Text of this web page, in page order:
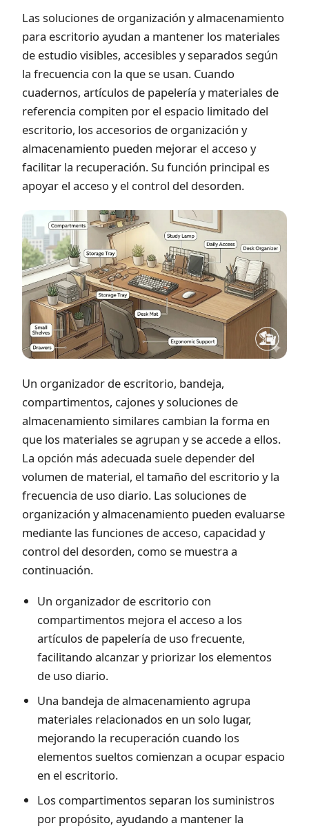
Las soluciones de organización y almacenamiento
para escritorio ayudan a mantener los materiales
de estudio visibles, accesibles y separados según
la frecuencia con la que se usan. Cuando
cuadernos, artículos de papelería y materiales de
referencia compiten por el espacio limitado del
escritorio, los accesorios de organización y
almacenamiento pueden mejorar el acceso y
facilitar la recuperación. Su función principal es
apoyar el acceso y el control del desorden.
Un organizador de escritorio, bandeja,
compartimentos, cajones y soluciones de
almacenamiento similares cambian la forma en
que los materiales se agrupan y se accede a ellos.
La opción más adecuada suele depender del
volumen de material, el tamaño del escritorio y la
frecuencia de uso diario. Las soluciones de
organización y almacenamiento pueden evaluarse
mediante las funciones de acceso, capacidad y
control del desorden, como se muestra a
continuación.
Un organizador de escritorio con
compartimentos mejora el acceso a los
artículos de papelería de uso frecuente,
facilitando alcanzar y priorizar los elementos
de uso diario.
Una bandeja de almacenamiento agrupa
materiales relacionados en un solo lugar,
mejorando la recuperación cuando los
elementos sueltos comienzan a ocupar espacio
en el escritorio.
Los compartimentos separan los suministros
por propósito, ayudando a mantener la